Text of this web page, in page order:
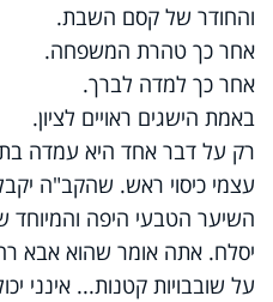
והחודר של קסם השבת.
אחר כך טהרת המשפחה.
אחר כך למדה לברך.
באמת הישגים ראויים לציון.
רק על דבר אחד היא עמדה
עצמי כיסוי ראש. שהקב"ה
השיער הטבעי היפה והמיוחד
יסלח. אתה אומר שהוא אבא
על שובבויות קטנות... אינני